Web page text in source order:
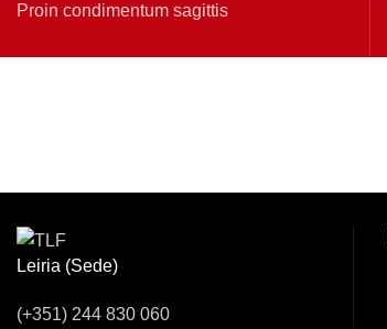
Proin condimentum sagittis
Leiria (Sede)
(+351) 244 830 060